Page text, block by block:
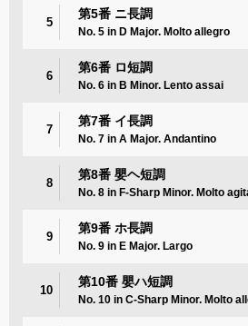
5
第5番 ニ長調
No. 5 in D Major. Molto allegro
6
第6番 ロ短調
No. 6 in B Minor. Lento assai
7
第7番 イ長調
No. 7 in A Major. Andantino
8
第8番 嬰ヘ短調
No. 8 in F-Sharp Minor. Molto
9
第9番 ホ長調
No. 9 in E Major. Largo
10
第10番 嬰ハ短調
No. 10 in C-Sharp Minor. Molto